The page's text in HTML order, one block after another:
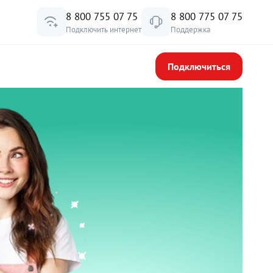
8 800 755 07 75
Подключить интернет
8 800 775 07 75
Поддержка
Подключиться